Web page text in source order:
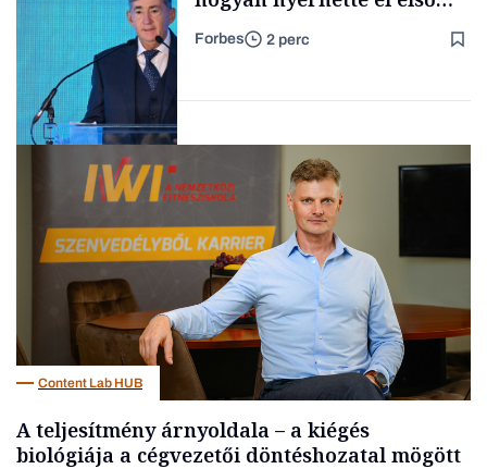
Forbes-sztori
Elszámoltatás
tenderét Mészárosék cége a
Tisza-kormány alatt
Forbes 2 perc
Content Lab HUB
A teljesítmény árnyoldala – a kiégés
biológiája a cégvezetői döntéshozatal mögött